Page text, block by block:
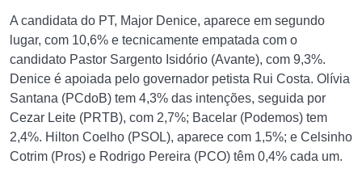
A candidata do PT, Major Denice, aparece em segundo
lugar, com 10,6% e tecnicamente empatada com o
candidato Pastor Sargento Isidório (Avante), com 9,3%.
Denice é apoiada pelo governador petista Rui Costa. Olívia
Santana (PCdoB) tem 4,3% das intenções, seguida por
Cezar Leite (PRTB), com 2,7%; Bacelar (Podemos) tem
2,4%. Hilton Coelho (PSOL), aparece com 1,5%; e Celsinho
Cotrim (Pros) e Rodrigo Pereira (PCO) têm 0,4% cada um.